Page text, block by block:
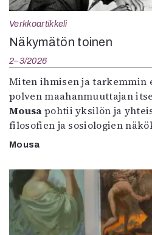
Verkkoartikkeli
Näkymätön toinen
2–3/2026
Miten ihmisen ja tarkemmin
polven maahanmuuttajan
Mousa pohtii yksilön ja
filosofien ja sosiologien
Mousa